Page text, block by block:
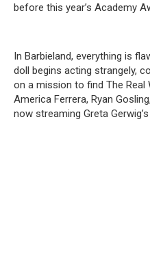
before this year’s Academy
In Barbieland, everything is
doll begins acting strangely,
on a mission to find The Real
America Ferrera, Ryan
now streaming Greta